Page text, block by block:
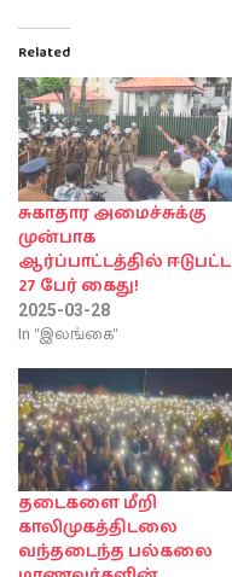
Related
சுகாதார அமைச்சுக்கு
முன்பாக
ஆர்ப்பாட்டத்தில் ஈடுபட்ட
27 பேர் கைது!
2025-03-28
In "இலங்கை"
தடைகளை மீறி
காலிமுகத்திடலை
வந்தடைந்த பல்கலை